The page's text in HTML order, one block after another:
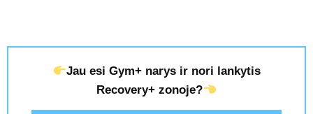
Jau esi Gym+ narys ir nori lankytis
Recovery+ zonoje?